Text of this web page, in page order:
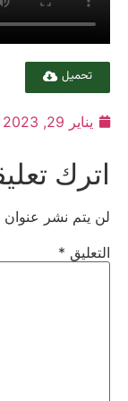
تحميل
يناير 29, 2023
اترك
لن يتم نشر عنوان
التعليق *